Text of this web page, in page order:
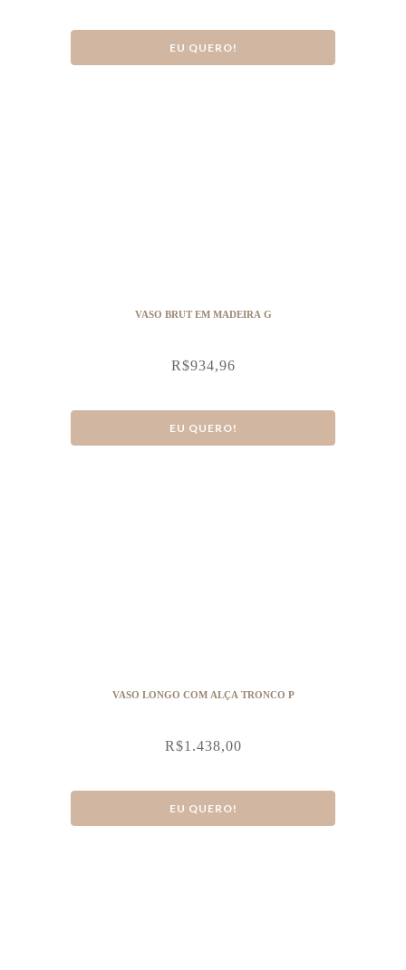
EU QUERO!
VASO BRUT EM MADEIRA G
R$934,96
EU QUERO!
VASO LONGO COM ALÇA TRONCO P
R$1.438,00
EU QUERO!